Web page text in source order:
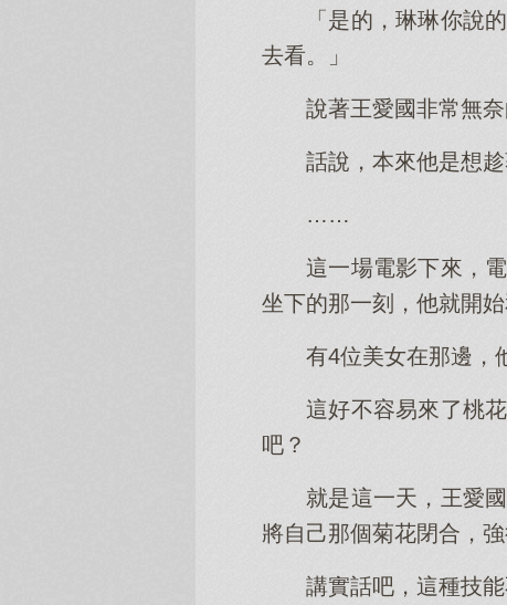
「是的，琳琳你說
去看。」
說著王愛國非常無奈
話說，本來他是想
……
這一場電影下來，
坐下的那一刻，他就開
有4位美女在那邊，
這好不容易來了桃
吧？
就是這一天，王愛
將自己那個菊花閉合，
講實話吧，這種技